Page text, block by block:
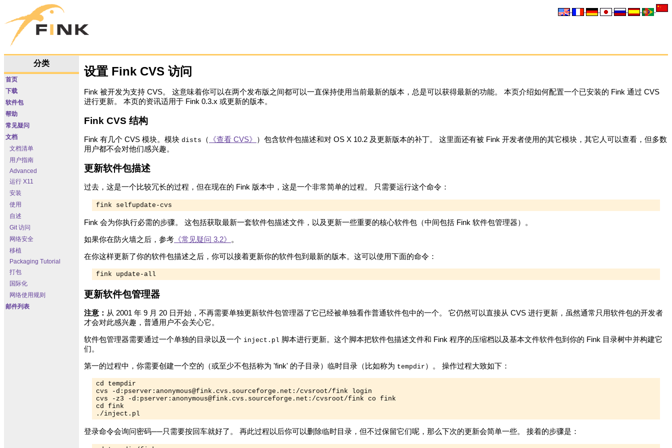
分类
首页
下载
软件包
帮助
常见疑问
文档
文档清单
用户指南
Advanced
运行 X11
安装
使用
自述
Git 访问
网络安全
移植
Packaging Tutorial
打包
国际化
网络使用规则
邮件列表
设置 Fink CVS 访问
Fink 被开发为支持 CVS。 这意味着你可以在两个发布版之间都可以一直保持使用当前最新的版本，总是可以获得最新的功能。 本页介绍如何配置一个已安装的 Fink 通过 CVS
进行更新。 本页的资讯适用于 Fink 0.3.x 或更新的版本。
Fink CVS 结构
Fink 有几个 CVS 模块。模块 dists （ 《查看 CVS》
）包含软件包描述和对 OS X 10.2 及更新版本的补丁。 这里面还有被 Fink 开发者使用的其它模块，其它人可以查看，但多数
用户都不会对他们感兴趣。
更新软件包描述
过去，这是一个比较冗长的过程，但在现在的 Fink 版本中，这是一个非常简单的过程。 只需要运行这个命令：
fink selfupdate-cvs
Fink 会为你执行必需的步骤。 这包括获取最新一套软件包描述文件，以及更新一些重要的核心软件包（中间包括 Fink 软件包管理器）。
如果你在防火墙之后，参考 《常见疑问 3.2》 。
在你这样更新了你的软件包描述之后，你可以接着更新你的软件包到最新的版本。这可以使用下面的命令：
fink update-all
更新软件包管理器
注意： 从 2001 年 9 月 20 日开始，不再需要单独更新软件包管理器了它已经被单独看作普通软件包中的一个。 它仍然可以直接从 CVS 进行更新，虽然通常只用软件包的开发者
才会对此感兴趣，普通用户不会关心它。
软件包管理器需要通过一个单独的目录以及一个 inject.pl 脚本进行更新。这个脚本把软件包描述文件和 Fink 程序的压缩档以及基本文件软件包到你的 Fink 目录树中并构建它
们。
第一的过程中，你需要创建一个空的（或至少不包括称为 'fink' 的子目录）临时目录（比如称为 tempdir ）。 操作过程大致如下：
cd tempdir
cvs -d:pserver: anonymous@fink.cvs.sourceforge.net :/cvsroot/fink login
cvs -z3 -d:pserver: anonymous@fink.cvs.sourceforge.net :/cvsroot/fink co fink
cd fink
./inject.pl
登录命令会询问密码──只需要按回车就好了。 再此过程以后你可以删除临时目录，但不过保留它们呢，那么下次的更新会简单一些。 接着的步骤是：